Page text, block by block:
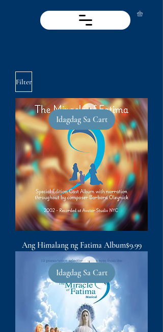
Filter
Idagdag Sa Cart
Ang Himalang ng Fatima AlbumPresyo
$9.99
Idagdag Sa Cart